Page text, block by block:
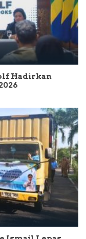
Hadirkan